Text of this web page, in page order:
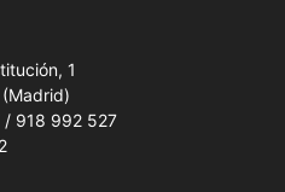
1
918 992 527